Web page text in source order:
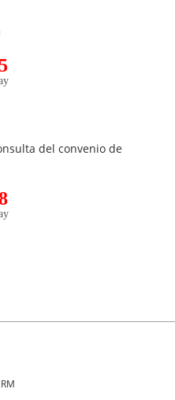
del convenio de